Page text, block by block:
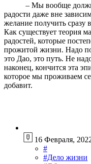
– Мы вообще должны
радости даже вне
желание получить сразу
Как существует теория
радостей, которые
прожитой жизни. Надо
это Дао, это путь. Не
наконец, кончится эта
которое мы проживаем
добавит.
16 Февраля,
#
#Дело жизни